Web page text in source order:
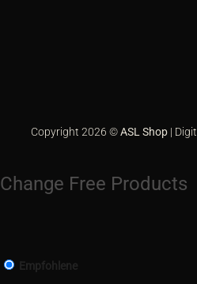
Copyright 2026 ©ASL Shop |
Change Free Products
Empfohlene